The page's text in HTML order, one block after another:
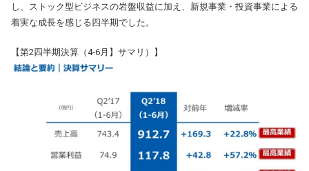
し、ストック型ビジネスの岩盤収益に加え、新規事業・投資事業による
着実な成長を感じる四半期でした。
【第2四半期決算（4-6月】サマリ）】